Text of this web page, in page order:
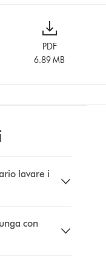
PDF
6.89 MB
lavare i
con